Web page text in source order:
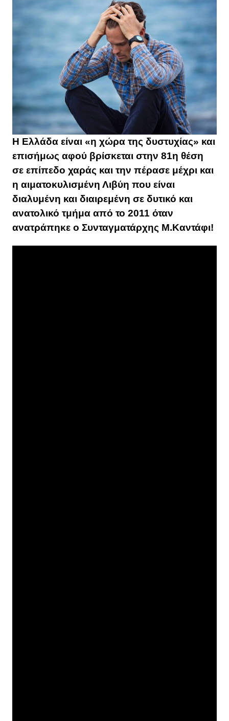
Η Ελλάδα είναι «η χώρα της δυστυχίας» και
επισήμως αφού βρίσκεται στην 81η θέση
σε επίπεδο χαράς και την πέρασε μέχρι και
η αιματοκυλισμένη Λιβύη που είναι
διαλυμένη και διαιρεμένη σε δυτικό και
ανατολικό τμήμα από το 2011 όταν
ανατράπηκε ο Συνταγματάρχης Μ.Καντάφι!